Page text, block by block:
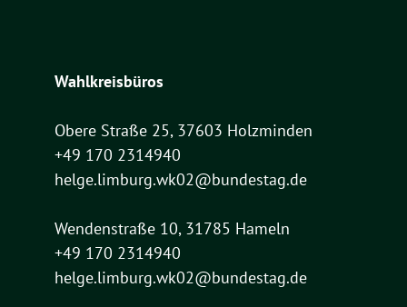
Wahlkreisbüros
Obere Straße 25, 37603 Holzminden
+49 170 2314940
helge.limburg.wk02@bundestag.de
Wendenstraße 10, 31785 Hameln
+49 170 2314940
helge.limburg.wk02@bundestag.de